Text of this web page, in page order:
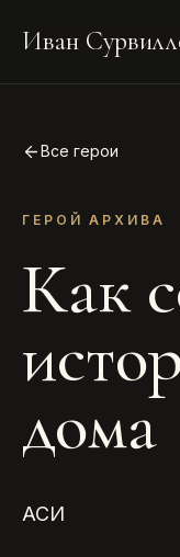
Иван
Все герои
ГЕРОЙ АРХИВА
Как
дома
АСИ